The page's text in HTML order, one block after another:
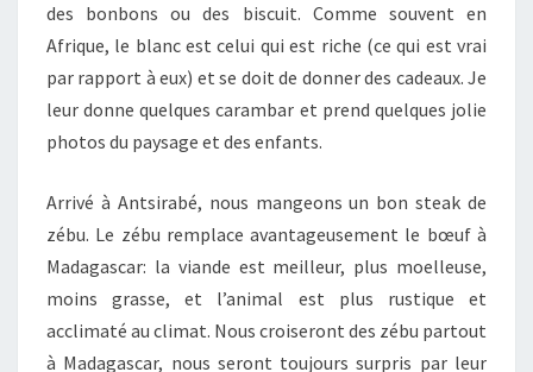
des bonbons ou des biscuit. Comme souvent en
Afrique, le blanc est celui qui est riche (ce qui est vrai
par rapport à eux) et se doit de donner des cadeaux. Je
leur donne quelques carambar et prend quelques jolie
photos du paysage et des enfants.
Arrivé à Antsirabé, nous mangeons un bon steak de
zébu. Le zébu remplace avantageusement le bœuf à
Madagascar: la viande est meilleur, plus moelleuse,
moins grasse, et l’animal est plus rustique et
acclimaté au climat. Nous croiseront des zébu partout
à Madagascar, nous seront toujours surpris par leur